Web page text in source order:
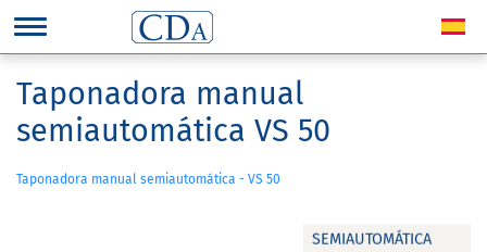
SEMIAUTOMÁTICA
Taponadora manual
semiautomática VS 50
Taponadora manual semiautomática - VS 50